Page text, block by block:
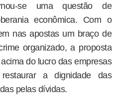
se uma questão de
econômica. Com o
nas apostas um braço de
organizado, a proposta
do lucro das empresas
restaurar a dignidade das
pelas dívidas.